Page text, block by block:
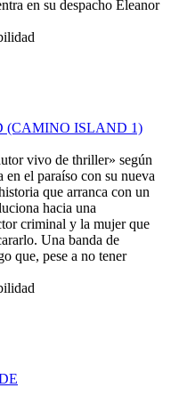
en su despacho Eleanor
(CAMINO ISLAND 1)
vivo de thriller» según
el paraíso con su nueva
que arranca con un
hacia una
criminal y la mujer que
Una banda de
que, pese a no tener